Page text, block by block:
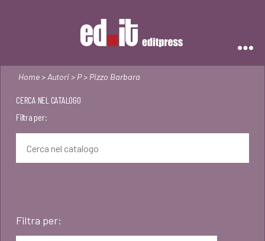
Home> Autori> P> Pizzo Barbara
CERCA NEL CATALOGO
Filtra per:
Filtra per: